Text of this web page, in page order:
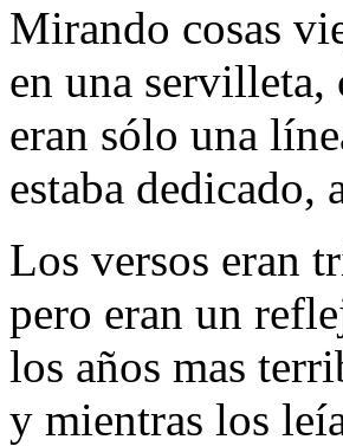
Mirando cosas
en una servilleta,
eran sólo una
estaba dedicado,
Los versos eran
pero eran un
los años mas
y mientras los